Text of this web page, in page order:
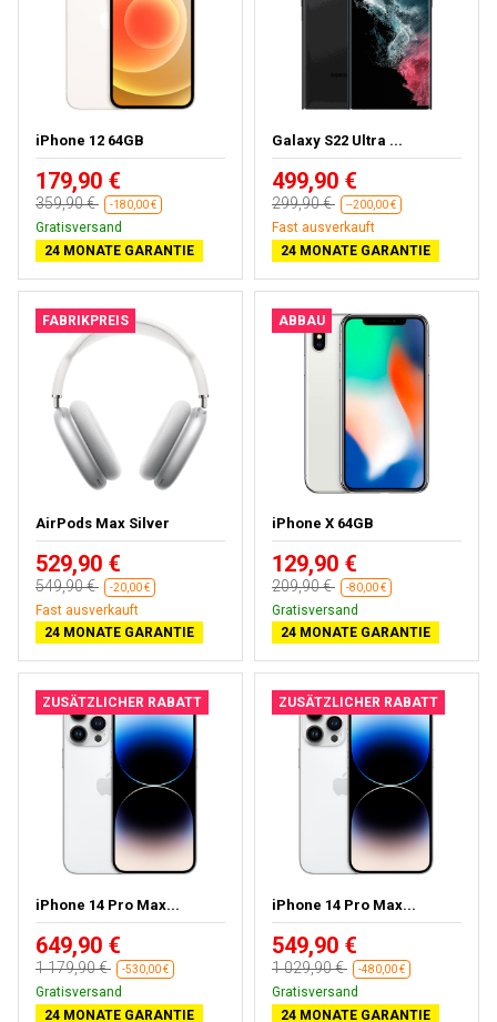
iPhone 12 64GB
179,90 €
359,90 € -180,00 €
Gratisversand
24 MONATE GARANTIE
Galaxy S22 Ultra ...
499,90 €
299,90 € --200,00 €
Kostenloses Geschenk
24 MONATE GARANTIE
FABRIKPREIS
AirPods Max Silver
529,90 €
549,90 € -20,00 €
Kostenloses Geschenk
24 MONATE GARANTIE
ABBAU
iPhone X 64GB
129,90 €
209,90 € -80,00 €
Gratisversand
24 MONATE GARANTIE
ZUSÄTZLICHER RABATT
iPhone 14 Pro Max...
649,90 €
1 179,90 € -530,00 €
Kostenloses Geschenk
24 MONATE GARANTIE
ZUSÄTZLICHER RABATT
iPhone 14 Pro Max...
549,90 €
1 029,90 € -480,00 €
Kostenloses Geschenk
24 MONATE GARANTIE